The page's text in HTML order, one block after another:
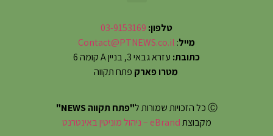
טלפון: 03-9153169
מייל:
Contact@PTNEWS.co.il
כתובת: עזרא גבאי 3, בניין A קומה 6
מטרו פארק פתח תקווה
Ⓒ כל הזכויות שמורות ל
"פתח תקווה NEWS"
מקבוצתeBrand – ניהול מוניטין באינטרנט